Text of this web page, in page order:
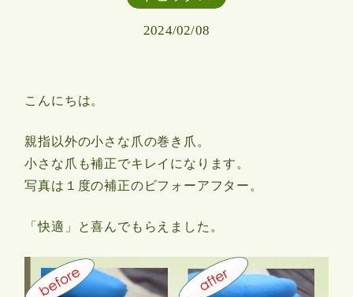
2024/02/08
こんにちは。
親指以外の小さな爪の巻き爪。
小さな爪も補正でキレイになります。
写真は１度の補正のビフォーアフター。
「快適」と喜んでもらえました。